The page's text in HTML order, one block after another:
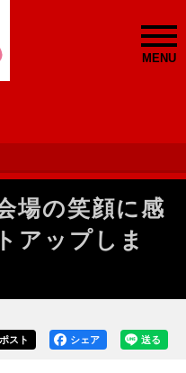
MENU
場の笑顔に感
アップしま
送る
シェア
ポスト